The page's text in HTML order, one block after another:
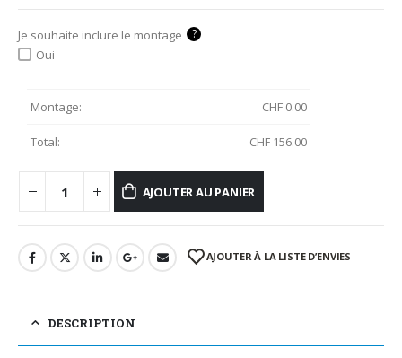
Je souhaite inclure le montage ?
Oui
Montage: CHF 0.00
Total: CHF 156.00
AJOUTER AU PANIER
AJOUTER À LA LISTE D’ENVIES
DESCRIPTION